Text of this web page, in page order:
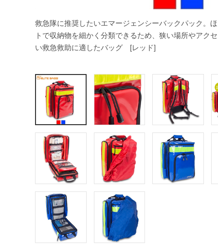
救急隊に推奨したいエマージェンシーバックパック。
トで収納物を細かく分類できるため、狭い場所やアク
い救急救助に適したバッグ [レッド]